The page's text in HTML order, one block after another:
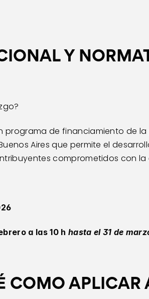
Y
programa de financiamiento de la
Aires que permite el
comprometidos con la
a las 10 h hasta el 31 de
COMO APLICAR